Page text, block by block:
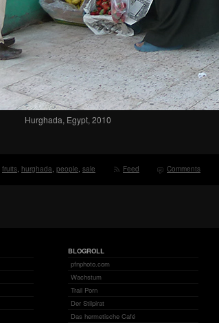
Hurghada, Egypt, 2010
fruits, hurghada, people, sale Feed Comments
BLOGROLL
pfnphoto.com
Wachstum
Trail Porn
Der Stilpirat
Das hermetische Café